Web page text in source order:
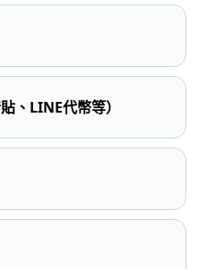
、LINE代幣等）